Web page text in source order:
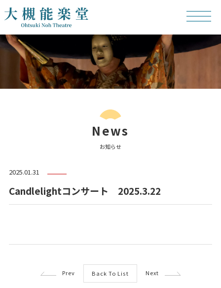
News
お知らせ
2025.01.31
Candlelightコンサート 2025.3.22
Prev Back To List Next